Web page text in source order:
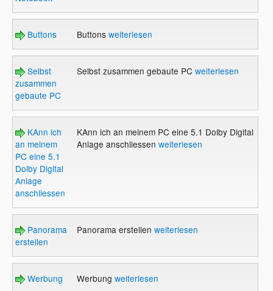
Buttons Buttons weiterlesen
Selbst
zusammen
gebaute PC
Selbst zusammen gebaute PC weiterlesen
KAnn ich
an meinem
PC eine 5.1
Dolby Digital
Anlage
anschliessen
KAnn ich an meinem PC eine 5.1 Dolby Digital
Anlage anschliessen weiterlesen
Panorama
erstellen
Panorama erstellen weiterlesen
Werbung Werbung weiterlesen